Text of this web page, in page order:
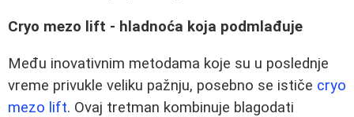
Cryo mezo lift - hladnoća koja podmlađuje
Među inovativnim metodama koje su u poslednje
vreme privukle veliku pažnju, posebno se ističe cryo
mezo lift. Ovaj tretman kombinuje blagodati